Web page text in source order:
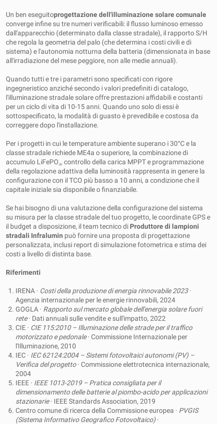
Un ben eseguitoprogettazione dell'illuminazione solare comunale
converge infine su tre numeri verificabili: il flusso luminoso emesso
dall'apparecchio (determinato dalla classe stradale), il rapporto S/H
che regola la geometria del palo (che determina i costi civili e di
sistema) e l'autonomia notturna della batteria (dimensionata in base
all'irradiazione del mese peggiore, non alle medie annuali).
Quando tutti e tre i parametri sono specificati con rigore
ingegneristico anziché secondo i valori predefiniti di catalogo,
l'illuminazione stradale solare offre prestazioni affidabili e costanti
per un ciclo di vita di 10-15 anni. Quando uno solo di essi è
sottospecificato, la modalità di guasto è prevedibile e costosa da
correggere dopo l'installazione.
Per i progetti in cui le temperature ambiente superano i 30°C e la
classe stradale richiede ME4a o superiore, la combinazione di
accumulo LiFePO₄, controllo della carica MPPT e programmazione
della regolazione adattiva della luminosità rappresenta in genere la
configurazione con il TCO più basso a 10 anni, a condizione che il
capitale iniziale sia disponibile o finanziabile.
Se hai bisogno di una valutazione della configurazione del sistema
su misura per la classe stradale del tuo progetto, le coordinate GPS e
il budget a disposizione, il team tecnico di Produttore di lampioni
stradali Infralumin può fornire una proposta di progettazione
personalizzata, inclusi report di simulazione fotometrica e stima dei
costi a livello di distinta base.
Riferimenti
IRENA · Costi della produzione di energia rinnovabile 2023·
Agenzia internazionale per le energie rinnovabili, 2024
GOGLA · Rapporto sul mercato globale dell'energia solare fuori
rete· Dati annuali sulle vendite e sull'impatto, 2022
CIE · CIE 115:2010 – Illuminazione delle strade per il traffico
motorizzato e pedonale· Commissione Internazionale per
l'Illuminazione, 2010
IEC · IEC 62124:2004 – Sistemi fotovoltaici autonomi (PV)–
Verifica del progetto· Commissione elettrotecnica internazionale,
2004
IEEE · IEEE 1013-2019 – Pratica consigliata per il
dimensionamento delle batterie al piombo-acido per applicazioni
stazionarie· IEEE Standards Association, 2019
Centro comune di ricerca della Commissione europea · PVGIS
(Sistema Informativo Geografico Fotovoltaico)·